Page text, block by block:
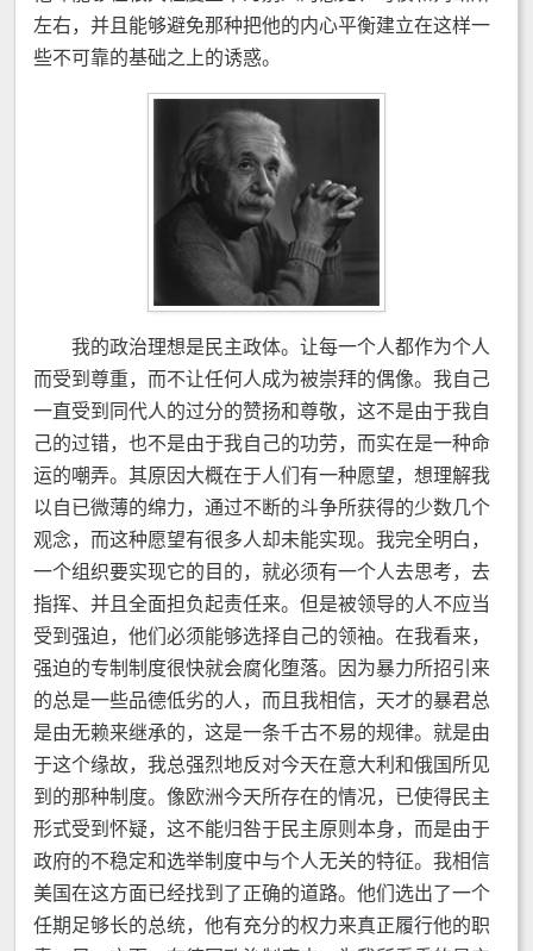
左右，并且能够避免那种把他的内心平衡建立在这样一
些不可靠的基础之上的诱惑。
我的政治理想是民主政体。让每一个人都作为个人
而受到尊重，而不让任何人成为被崇拜的偶像。我自己
一直受到同代人的过分的赞扬和尊敬，这不是由于我自
己的过错，也不是由于我自己的功劳，而实在是一种命
运的嘲弄。其原因大概在于人们有一种愿望，想理解我
以自已微薄的绵力，通过不断的斗争所获得的少数几个
观念，而这种愿望有很多人却未能实现。我完全明白，
一个组织要实现它的目的，就必须有一个人去思考，去
指挥、并且全面担负起责任来。但是被领导的人不应当
受到强迫，他们必须能够选择自己的领袖。在我看来，
强迫的专制制度很快就会腐化堕落。因为暴力所招引来
的总是一些品德低劣的人，而且我相信，天才的暴君总
是由无赖来继承的，这是一条千古不易的规律。就是由
于这个缘故，我总强烈地反对今天在意大利和俄国所见
到的那种制度。像欧洲今天所存在的情况，已使得民主
形式受到怀疑，这不能归咎于民主原则本身，而是由于
政府的不稳定和选举制度中与个人无关的特征。我相信
美国在这方面已经找到了正确的道路。他们选出了一个
任期足够长的总统，他有充分的权力来真正履行他的职